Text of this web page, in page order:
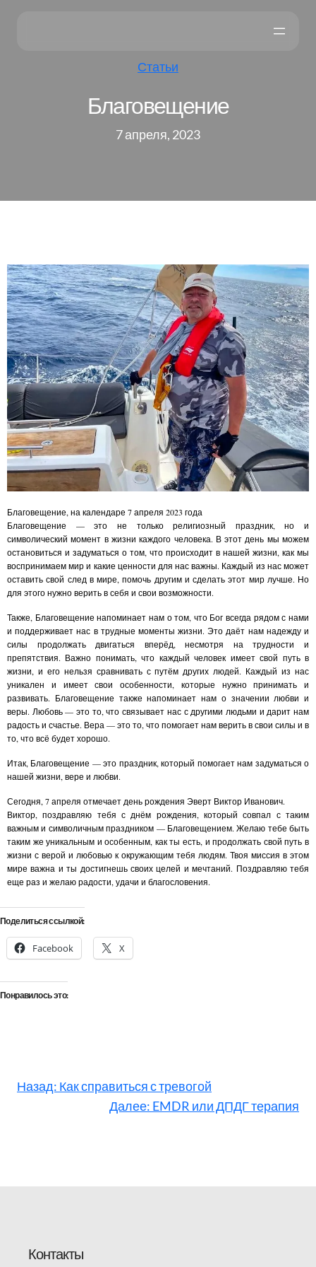
Статьи
Благовещение
7 апреля, 2023
Благовещение, на календаре 7 апреля 2023 года
Благовещение — это не только религиозный праздник, но и
символический момент в жизни каждого человека. В этот день мы можем
остановиться и задуматься о том, что происходит в нашей жизни, как мы
воспринимаем мир и какие ценности для нас важны. Каждый из нас может
оставить свой след в мире, помочь другим и сделать этот мир лучше. Но
для этого нужно верить в себя и свои возможности.
Также, Благовещение напоминает нам о том, что Бог всегда рядом с нами
и поддерживает нас в трудные моменты жизни. Это даёт нам надежду и
силы продолжать двигаться вперёд, несмотря на трудности и
препятствия. Важно понимать, что каждый человек имеет свой путь в
жизни, и его нельзя сравнивать с путём других людей. Каждый из нас
уникален и имеет свои особенности, которые нужно принимать и
развивать. Благовещение также напоминает нам о значении любви и
веры. Любовь — это то, что связывает нас с другими людьми и дарит нам
радость и счастье. Вера — это то, что помогает нам верить в свои силы и в
то, что всё будет хорошо.
Итак, Благовещение — это праздник, который помогает нам задуматься о
нашей жизни, вере и любви.
Сегодня, 7 апреля отмечает день рождения Эверт Виктор Иванович.
Виктор, поздравляю тебя с днём рождения, который совпал с таким
важным и символичным праздником — Благовещением. Желаю тебе быть
таким же уникальным и особенным, как ты есть, и продолжать свой путь в
жизни с верой и любовью к окружающим тебя людям. Твоя миссия в этом
мире важна и ты достигнешь своих целей и мечтаний. Поздравляю тебя
еще раз и желаю радости, удачи и благословения.
Поделиться ссылкой:
Facebook X
Понравилось это:
Назад: Как справиться с тревогой
Далее: EMDR или ДПДГ терапия
Контакты